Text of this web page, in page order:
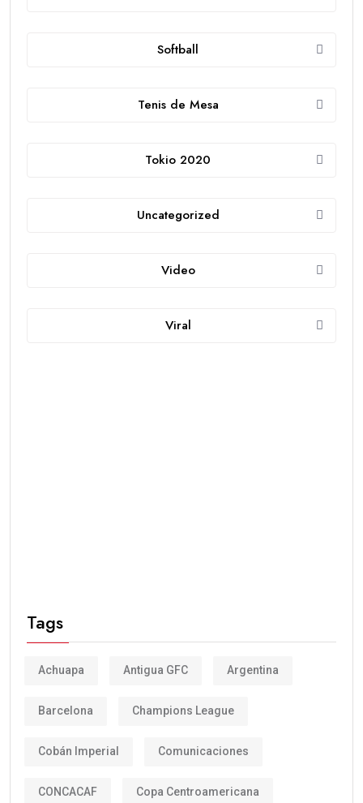
Softball
Tenis de Mesa
Tokio 2020
Uncategorized
Video
Viral
Tags
Achuapa Antigua GFC Argentina
Barcelona Champions League
Cobán Imperial Comunicaciones
CONCACAF Copa Centroamericana